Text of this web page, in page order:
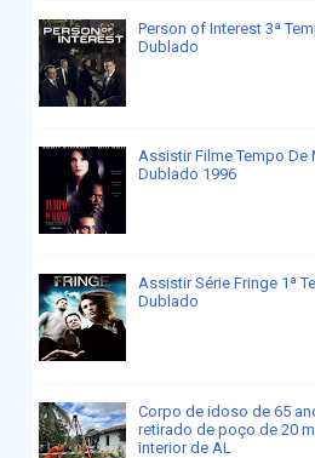
Person of Interest 3ª
Dublado
Assistir Filme Tempo De
Dublado 1996
Assistir Série Fringe 1ª
Dublado
Corpo de idoso de 65
retirado de poço de 20
interior de AL